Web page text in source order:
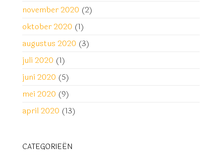
november 2020 (2)
oktober 2020 (1)
augustus 2020 (3)
juli 2020 (1)
juni 2020 (5)
mei 2020 (9)
april 2020 (13)
CATEGORIEËN